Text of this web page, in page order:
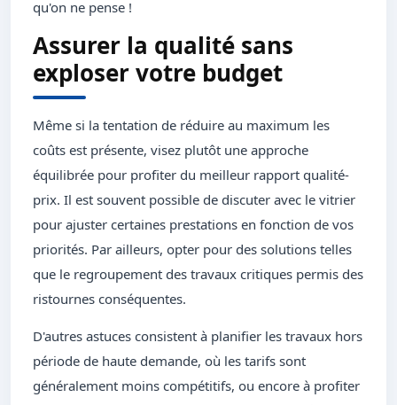
qu'on ne pense !
Assurer la qualité sans
exploser votre budget
Même si la tentation de réduire au maximum les
coûts est présente, visez plutôt une approche
équilibrée pour profiter du meilleur rapport qualité-
prix. Il est souvent possible de discuter avec le vitrier
pour ajuster certaines prestations en fonction de vos
priorités. Par ailleurs, opter pour des solutions telles
que le regroupement des travaux critiques permis des
ristournes conséquentes.
D'autres astuces consistent à planifier les travaux hors
période de haute demande, où les tarifs sont
généralement moins compétitifs, ou encore à profiter